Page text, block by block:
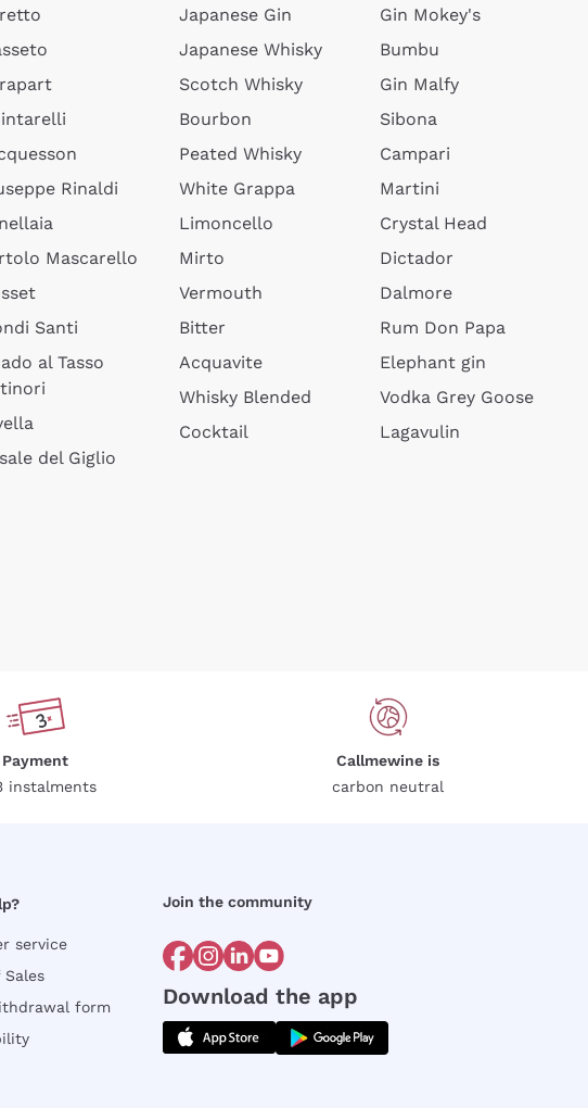
Rinaldi
Mascarello
Santi
al Tasso
del Giglio
Japanese Gin
Japanese Whisky
Scotch Whisky
Bourbon
Peated Whisky
White Grappa
Limoncello
Mirto
Vermouth
Bitter
Acquavite
Whisky Blended
Cocktail
Gin Mokey's
Bumbu
Gin Malfy
Sibona
Campari
Martini
Crystal Head
Dictador
Dalmore
Rum Don Papa
Elephant gin
Vodka Grey Goose
Lagavulin
Payment
instalments
Callmewine is
carbon neutral
service
Sales
form
Join the community
Download the app